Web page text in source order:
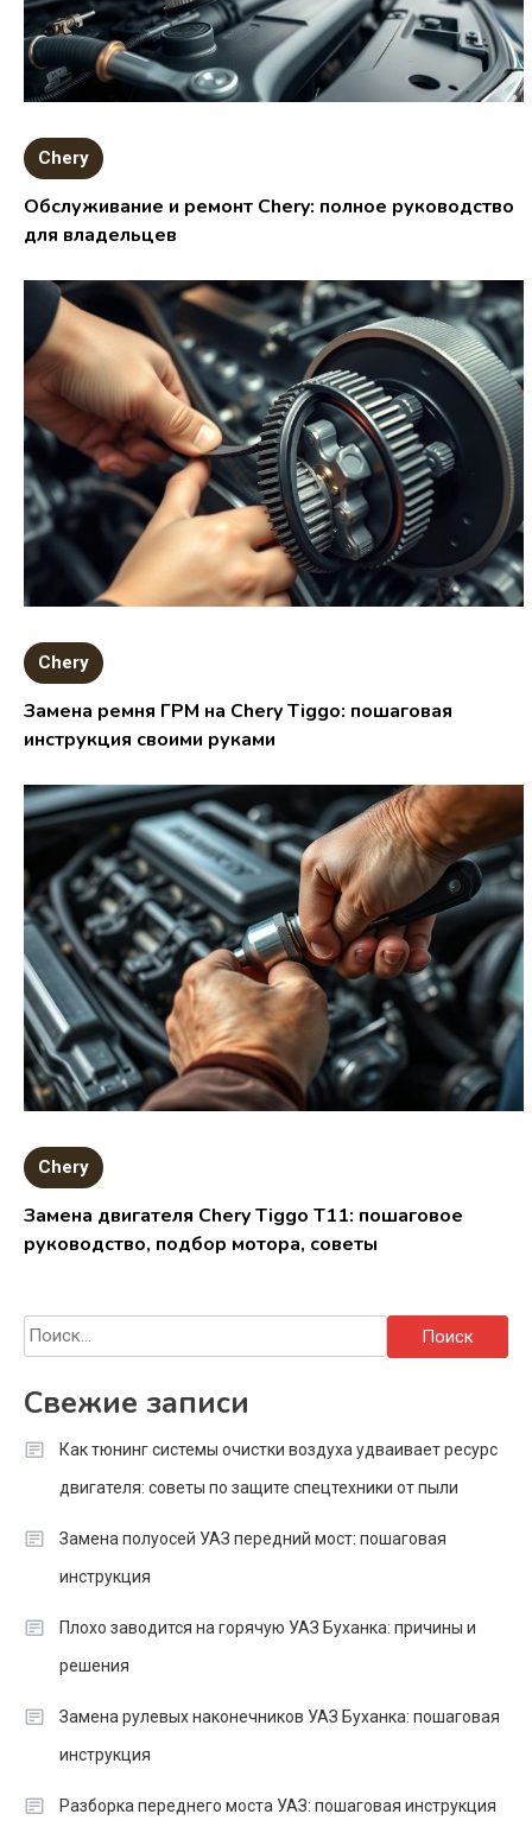
Chery
Обслуживание и ремонт Chery: полное руководство
для владельцев
Chery
Замена ремня ГРМ на Chery Tiggo: пошаговая
инструкция своими руками
Chery
Замена двигателя Chery Tiggo T11: пошаговое
руководство, подбор мотора, советы
Найти:
Свежие записи
Как тюнинг системы очистки воздуха удваивает ресурс
двигателя: советы по защите спецтехники от пыли
Замена полуосей УАЗ передний мост: пошаговая
инструкция
Плохо заводится на горячую УАЗ Буханка: причины и
решения
Замена рулевых наконечников УАЗ Буханка: пошаговая
инструкция
Разборка переднего моста УАЗ: пошаговая инструкция